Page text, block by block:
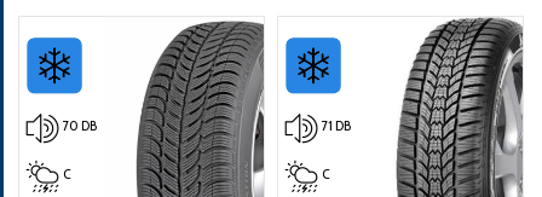
70 DB
C
71 DB
C